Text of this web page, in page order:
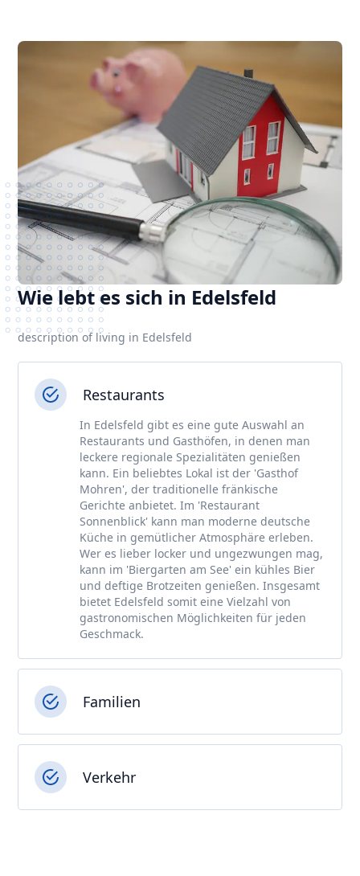
Wie lebt es sich in Edelsfeld
description of living in Edelsfeld
Restaurants
In Edelsfeld gibt es eine gute Auswahl an
Restaurants und Gasthöfen, in denen man
leckere regionale Spezialitäten genießen
kann. Ein beliebtes Lokal ist der 'Gasthof
Mohren', der traditionelle fränkische
Gerichte anbietet. Im 'Restaurant
Sonnenblick' kann man moderne deutsche
Küche in gemütlicher Atmosphäre erleben.
Wer es lieber locker und ungezwungen mag,
kann im 'Biergarten am See' ein kühles Bier
und deftige Brotzeiten genießen. Insgesamt
bietet Edelsfeld somit eine Vielzahl von
gastronomischen Möglichkeiten für jeden
Geschmack.
Familien
Verkehr